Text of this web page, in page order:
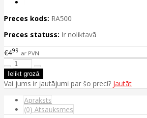
Preces kods: RA500
Preces statuss: Ir noliktavā
€499 ar PVN
Vai jums ir jautājumi par šo preci? Jautāt
Apraksts
(0) Atsauksmes